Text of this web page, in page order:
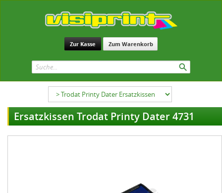
Zur Kasse Zum Warenkorb
Ersatzkissen Trodat Printy Dater 4731